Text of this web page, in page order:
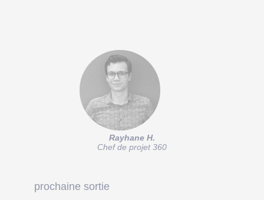
Rayhane H.
Chef de projet 360
prochaine sortie